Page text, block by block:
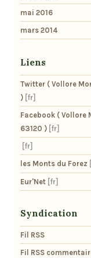
mai 2016
mars 2014
Liens
Twitter ( Vollore
)
Facebook ( Vollore
63120 )
les Monts du Forez
Eur'Net
Syndication
Fil RSS
Fil RSS